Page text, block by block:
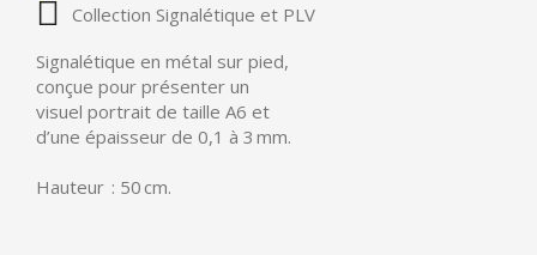
Collection Signalétique et PLV
Signalétique en métal sur pied,
conçue pour présenter un
visuel portrait de taille A6 et
d’une épaisseur de 0,1 à 3 mm.
Hauteur : 50 cm.